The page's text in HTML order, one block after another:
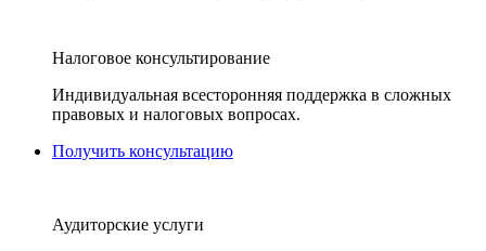
Налоговое консультирование
Индивидуальная всесторонняя поддержка в сложных
правовых и налоговых вопросах.
Получить консультацию
Аудиторские услуги